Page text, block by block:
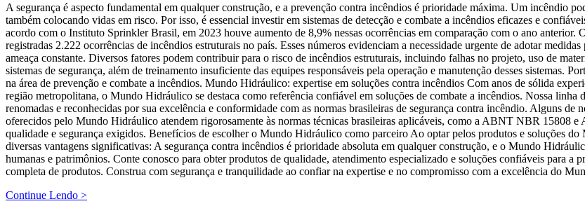
A segurança é aspecto fundamental em qualquer construção, e a prevenção contra incêndios é prioridade máxima. Um incêndio
também colocando vidas em risco. Por isso, é essencial investir em sistemas de detecção e combate a incêndios eficazes e
acordo com o Instituto Sprinkler Brasil, em 2023 houve aumento de 8,9% nessas ocorrências em comparação com o ano anterior.
registradas 2.222 ocorrências de incêndios estruturais no país. Esses números evidenciam a necessidade urgente de adotar
ameaça constante. Diversos fatores podem contribuir para o risco de incêndios estruturais, incluindo falhas no projeto, uso de
sistemas de segurança, além de treinamento insuficiente das equipes responsáveis pela operação e manutenção desses sistemas.
na área de prevenção e combate a incêndios. Mundo Hidráulico: expertise em soluções contra incêndios Com anos de sólida
região metropolitana, o Mundo Hidráulico se destaca como referência confiável em soluções de combate a incêndios. Nossa linha
renomadas e reconhecidas por sua excelência e conformidade com as normas brasileiras de segurança contra incêndio. Alguns
oferecidos pelo Mundo Hidráulico atendem rigorosamente às normas técnicas brasileiras aplicáveis, como a ABNT NBR 15808
qualidade e segurança exigidos. Benefícios de escolher o Mundo Hidráulico como parceiro Ao optar pelos produtos e soluções
diversas vantagens significativas: A segurança contra incêndios é prioridade absoluta em qualquer construção, e o Mundo
humanas e patrimônios. Conte conosco para obter produtos de qualidade, atendimento especializado e soluções confiáveis para a
completa de produtos. Construa com segurança e tranquilidade ao confiar na expertise e no compromisso com a excelência do
Continue Lendo >